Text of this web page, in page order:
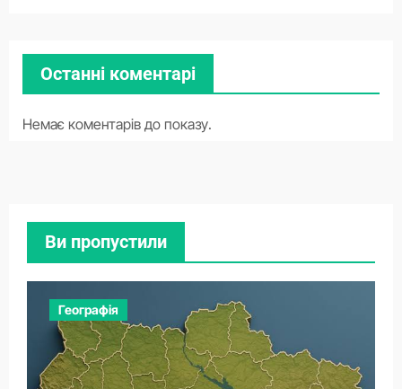
Останні коментарі
Немає коментарів до показу.
Ви пропустили
Географія